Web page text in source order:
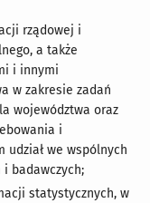
rządowej i
a także
i innymi
w zakresie zadań
województwa oraz
i
udział we wspólnych
badawczych;
statystycznych, w